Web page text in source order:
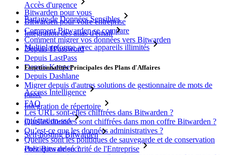
Accès d'urgence
Partage de Données Sensibles
Intégration des alias d'email
Multiplateforme avec appareils illimités
Fonctionnalités Principales des Plans d'Affaires
Access Intelligence
Intégration de répertoire
intégration-sso
Self-hosting Bitwarden
Politiques de sécurité de l'Entreprise
Bitwarden pour vous
Bitwarden pour votre entreprise
Comment Bitwarden se compare
Comment migrer vos données vers Bitwarden
Depuis 1Password
Depuis LastPass
Depuis Keeper
Depuis Dashlane
Migrer depuis d'autres solutions de gestionnaire de mots de
passe
FAQ
Les URL sont-elles chiffrées dans Bitwarden ?
Quelles données sont chiffrées dans mon coffre Bitwarden ?
Qu’est-ce que les données administratives ?
Quelles sont les politiques de sauvegarde et de conservation
chez Bitwarden ?